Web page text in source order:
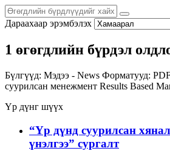
Дараахаар эрэмбэлэх
1 өгөгдлийн бүрдэл
Бүлгүүд: Мэдээ - News Форматууд:
суурилсан менежмент Results Based
Үр дүнг шүүх
“Үр дүнд суурилсан
үнэлгээ” сургалт